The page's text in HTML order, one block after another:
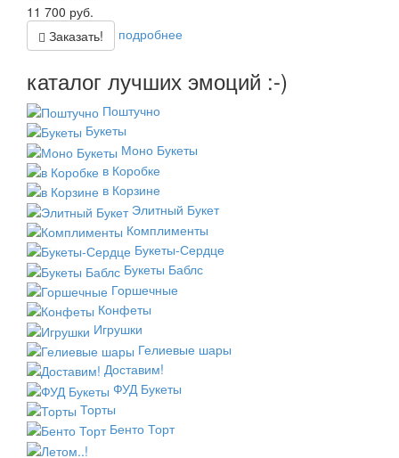
11 700 руб.
Заказать!
подробнее
каталог лучших эмоций :-)
Поштучно
Букеты
Моно Букеты
в Коробке
в Корзине
Элитный Букет
Комплименты
Букеты-Сердце
Букеты Баблс
Горшечные
Конфеты
Игрушки
Гелиевые шары
Доставим!
ФУД Букеты
Торты
Бенто Торт